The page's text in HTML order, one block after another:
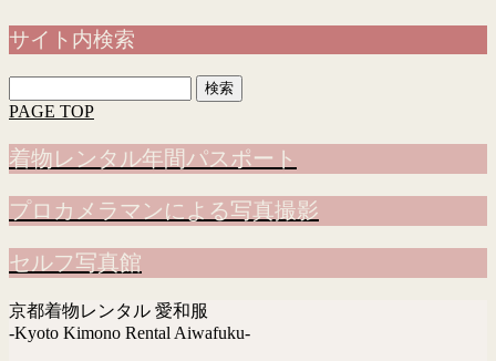
サイト内検索
索:
PAGE TOP
着物レンタル年間パスポート
プロカメラマンによる写真撮影
セルフ写真館
京都着物レンタル 愛和服
-Kyoto Kimono Rental Aiwafuku-